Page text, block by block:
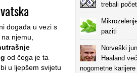
događa u vezi s
njemu,
od čega je ta
u ljepšem svijetu
trebali
paziti
Norveški
Haaland
nogometne karijere